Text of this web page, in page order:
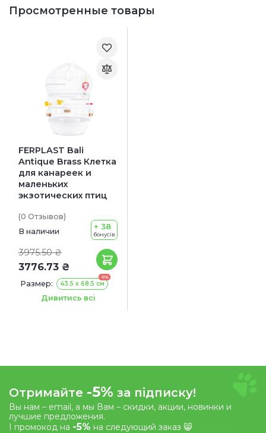
Просмотренные товары
FERPLAST Bali
Antique Brass Клетка
для канареек и
маленьких
экзотических птиц
(0 Отзывов)
В наличии
3975.50 ₴
3776.73 ₴
+ 38
бонусів
Размер:
-5%
43.5 x 68.5 см
Цвет: Белый Золотой
Дивитись всі
Отримайте -5% за підписку!
Вы нам – email, а мы Вам – скидки, акции, новинки и
лучшие предложения.
І промокод на -5% на следующий заказ 😸